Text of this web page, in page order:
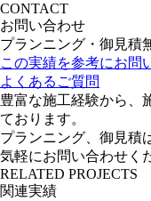
CONTACT
お問い合わせ
プランニング・御見積
この実績を参考にお問
よくあるご質問
豊富な施工経験から、
ております。
プランニング、御見積
気軽にお問い合わせく
RELATED PROJECTS
関連実績